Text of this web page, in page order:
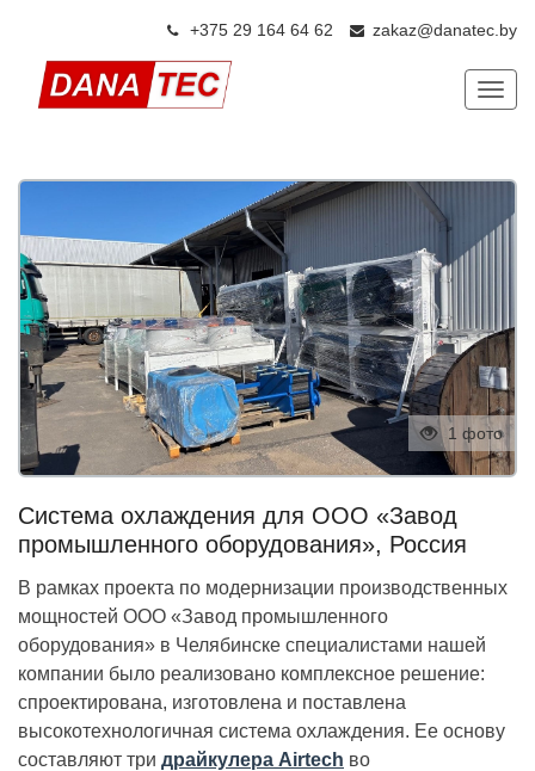
+375 29 164 64 62 zakaz@danatec.by
1 фото
Система охлаждения для ООО «Завод
промышленного оборудования», Россия
В рамках проекта по модернизации производственных
мощностей ООО «Завод промышленного
оборудования» в Челябинске специалистами нашей
компании было реализовано комплексное решение:
спроектирована, изготовлена и поставлена
высокотехнологичная система охлаждения. Ее основу
составляют три драйкулера Airtech во